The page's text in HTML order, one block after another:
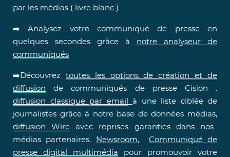
par les médias ( livre blanc )
➡️ Analysez votre communiqué de presse en
quelques secondes grâce à notre analyseur de
communiqués
➡️Découvrez toutes les options de création et de
diffusion de communiqués de presse Cision :
diffusion classique par email
à une liste ciblée de
journalistes grâce à notre base de données médias,
diffusion Wire avec reprises garanties dans nos
médias partenaires,
Newsroom, Communiqué de
presse digital multimédia pour promouvoir votre